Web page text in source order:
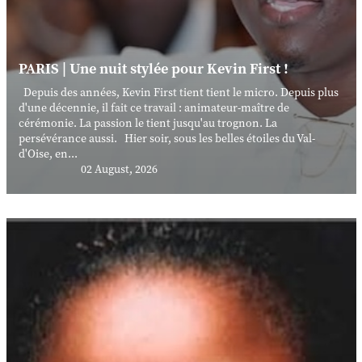
PARIS | Une nuit stylée pour Kevin First !
Depuis des années, Kevin First tient tient le micro. Depuis plus
d'une décennie, il fait ce travail : animateur-maître de
cérémonie. La passion le tient jusqu'au trognon. La
persévérance aussi. Hier soir, sous les belles étoiles du Val-
d'Oise, en...
02 August, 2026